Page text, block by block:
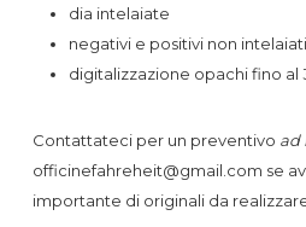
dia intelaiate
negativi e positivi non intelaiati
digitalizzazione opachi fino al
Contattateci per un preventivo ad
officinefahreheit@gmail.com se
importante di originali da